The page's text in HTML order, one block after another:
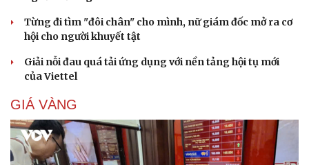
Cải chính
Từng đi tìm "đôi chân" cho mình, nữ giám đốc mở ra cơ
hội cho người khuyết tật
Giải nỗi đau quá tải ứng dụng với nền tảng hội tụ mới
của Viettel
GIÁ VÀNG